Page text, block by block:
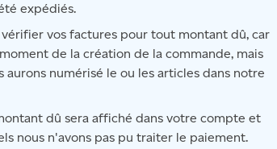
expédiés.
vos factures pour tout montant dû, car
de la création de la commande, mais
numérisé le ou les articles dans notre
dû sera affiché dans votre compte et
nous n'avons pas pu traiter le paiement.